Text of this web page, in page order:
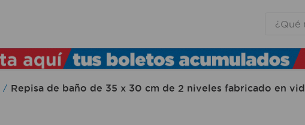
Repisa de baño de 35 x 30 cm de 2 niveles fabricado en
TÉRMINOS MÁS BUSCADOS
.
lamparas
2.
ducha